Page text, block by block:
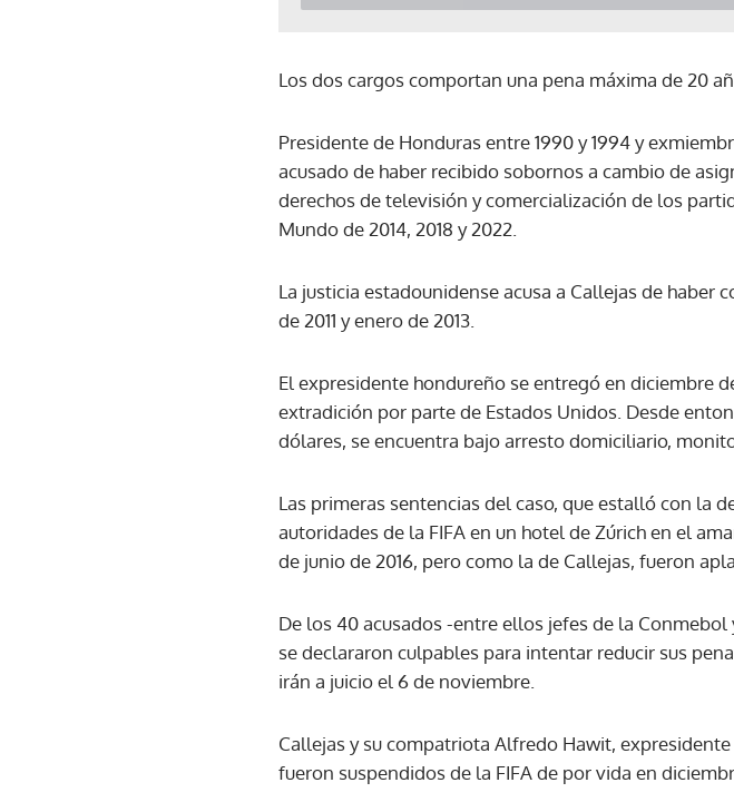
Los dos cargos comportan una pena máxima de 20
Presidente de Honduras entre 1990 y 1994 y
acusado de haber recibido sobornos a cambio de
derechos de televisión y comercialización de los
Mundo de 2014, 2018 y 2022.
La justicia estadounidense acusa a Callejas de
de 2011 y enero de 2013.
El expresidente hondureño se entregó en diciembre
extradición por parte de Estados Unidos. Desde
dólares, se encuentra bajo arresto domiciliario,
Las primeras sentencias del caso, que estalló con la
autoridades de la FIFA en un hotel de Zúrich en el
de junio de 2016, pero como la de Callejas, fueron
De los 40 acusados -entre ellos jefes de la Conmebol
se declararon culpables para intentar reducir sus
irán a juicio el 6 de noviembre.
Callejas y su compatriota Alfredo Hawit,
fueron suspendidos de la FIFA de por vida en